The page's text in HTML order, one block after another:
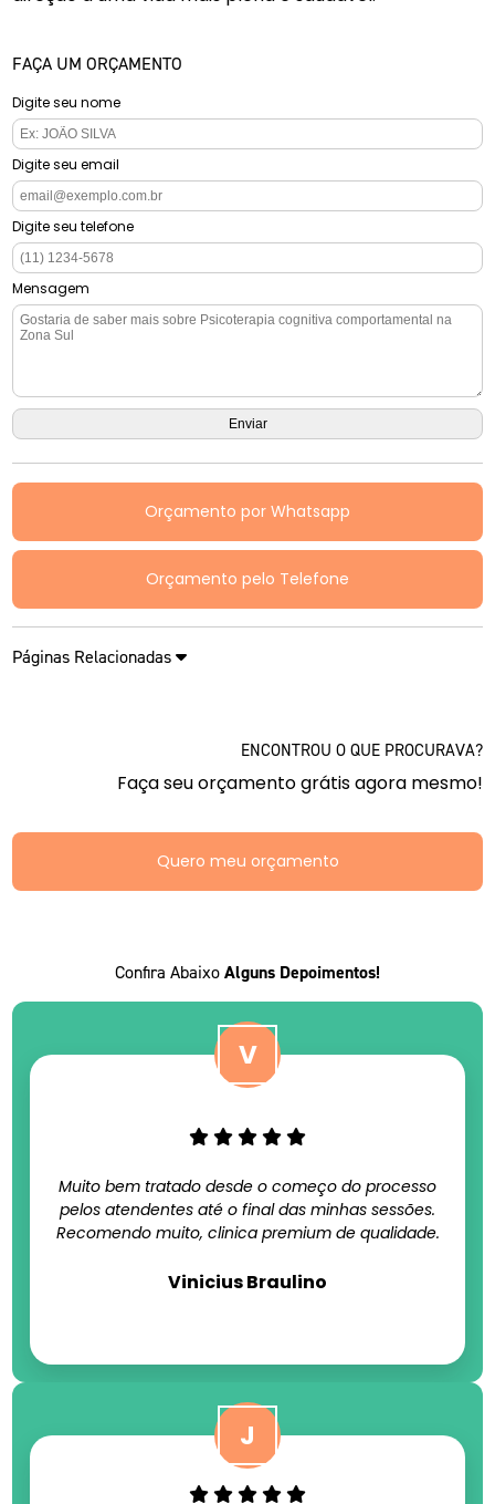
FAÇA UM ORÇAMENTO
Digite seu nome
Digite seu email
Digite seu telefone
Mensagem
Orçamento por Whatsapp
Orçamento pelo Telefone
Páginas Relacionadas
ENCONTROU O QUE PROCURAVA?
Faça seu orçamento grátis agora mesmo!
Quero meu orçamento
Confira Abaixo Alguns Depoimentos!
Muito bem tratado desde o começo do processo
pelos atendentes até o final das minhas sessões.
Recomendo muito, clinica premium de qualidade.
Vinicius Braulino